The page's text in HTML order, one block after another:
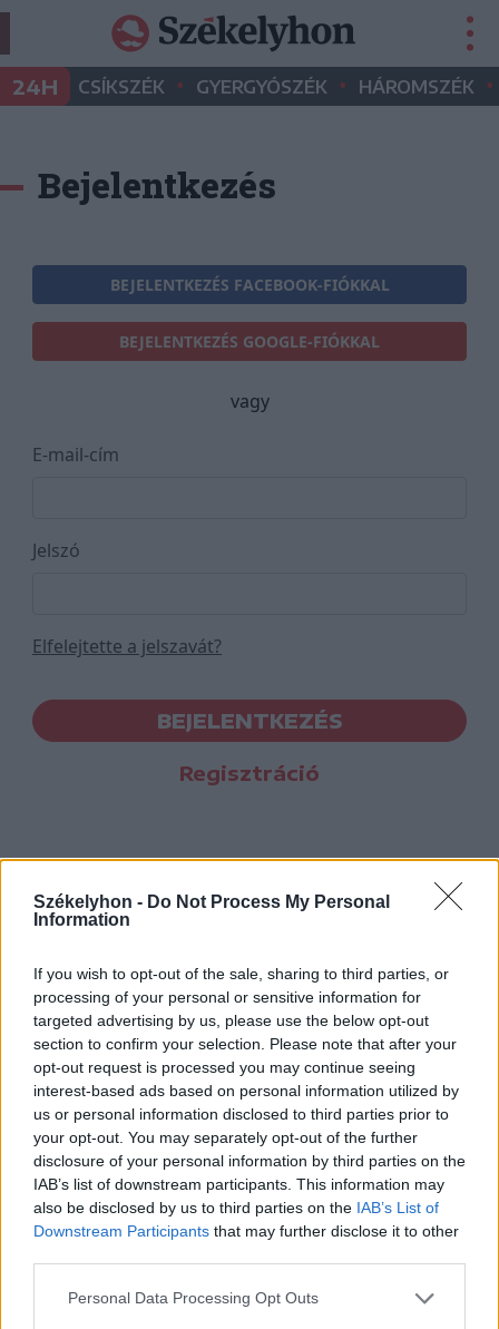
Székelyhon - Do Not Process My Personal
Information
If you wish to opt-out of the sale, sharing to third parties, or
processing of your personal or sensitive information for
targeted advertising by us, please use the below opt-out
section to confirm your selection. Please note that after your
opt-out request is processed you may continue seeing
interest-based ads based on personal information utilized by
us or personal information disclosed to third parties prior to
your opt-out. You may separately opt-out of the further
disclosure of your personal information by third parties on the
IAB’s list of downstream participants. This information may
also be disclosed by us to third parties on the IAB’s List of
Downstream Participants that may further disclose it to other
Personal Data Processing Opt Outs
24H CSÍKSZÉK • GYERGYÓSZÉK • HÁROMSZÉK •
Bejelentkezés
BEJELENTKEZÉS FACEBOOK-FIÓKKAL
BEJELENTKEZÉS GOOGLE-FIÓKKAL
vagy
E-mail-cím
Jelszó
Elfelejtette a jelszavát?
BEJELENTKEZÉS
Regisztráció
Hasznos
Impresszum
Szerzői jogok
Adatvédelmi tájékoztató
Cookie-kezelési tájékoztató
Hozzászólási szabályzat
Nyomtatott lapjaink archívuma
Székely Hírmondó archívuma